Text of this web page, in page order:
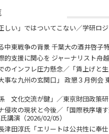
い」ではついてこない／学研ロ
東戦争の背景 千葉大の酒井啓子
支援に関心を ジャーナリスト舟
インフレ圧力懸念／「賃上げと
な九州の玄関口」 政懇３月例会
文化交流が鍵」／東京財団政策
攻の現状と今後／「国際秩序壊
講演（2026/02/05）
田淳氏「エリートは公共性に奉